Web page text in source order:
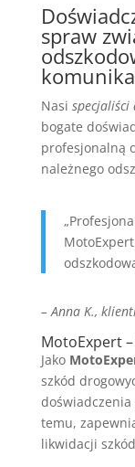
spraw
Nasi specjaliści
bogate
profesjonalną
należnego
– Anna K.,
MotoExpert
Jako
szkód
temu,
likwidacji